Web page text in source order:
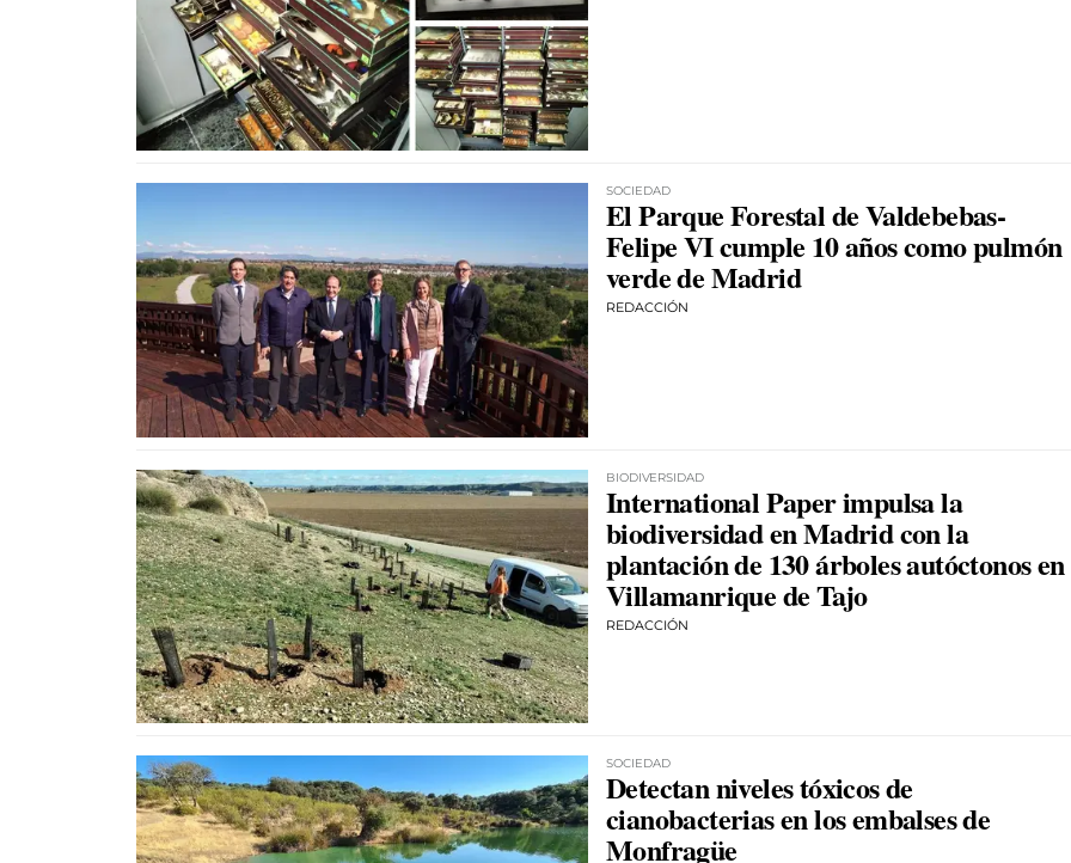
SOCIEDAD
El Parque Forestal de Valdebebas-
Felipe VI cumple 10 años como pulmón
verde de Madrid
REDACCIÓN
BIODIVERSIDAD
International Paper impulsa la
biodiversidad en Madrid con la
plantación de 130 árboles autóctonos en
Villamanrique de Tajo
REDACCIÓN
SOCIEDAD
Detectan niveles tóxicos de
cianobacterias en los embalses de
Monfragüe